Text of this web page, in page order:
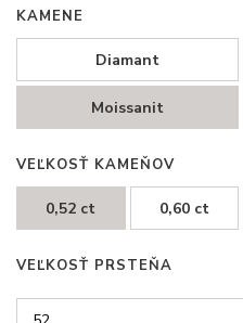
KAMENE
Diamant
Moissanit
VEĽKOSŤ KAMEŇOV
0,52 ct 0,60 ct
VEĽKOSŤ PRSTEŇA